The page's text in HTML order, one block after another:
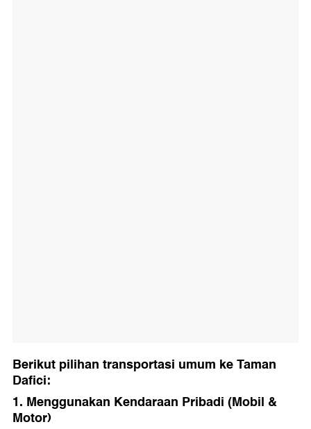
Berikut pilihan transportasi umum ke Taman
Dafici:
1. Menggunakan Kendaraan Pribadi (Mobil &
Motor)